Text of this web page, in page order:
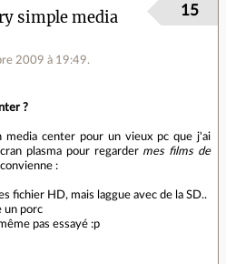
simple media
2009 à 19:49.
15
?
media center pour un vieux pc que j'ai
plasma pour regarder mes films de
:
fichier HD, mais laggue avec de la SD..
un porc
pas essayé :p